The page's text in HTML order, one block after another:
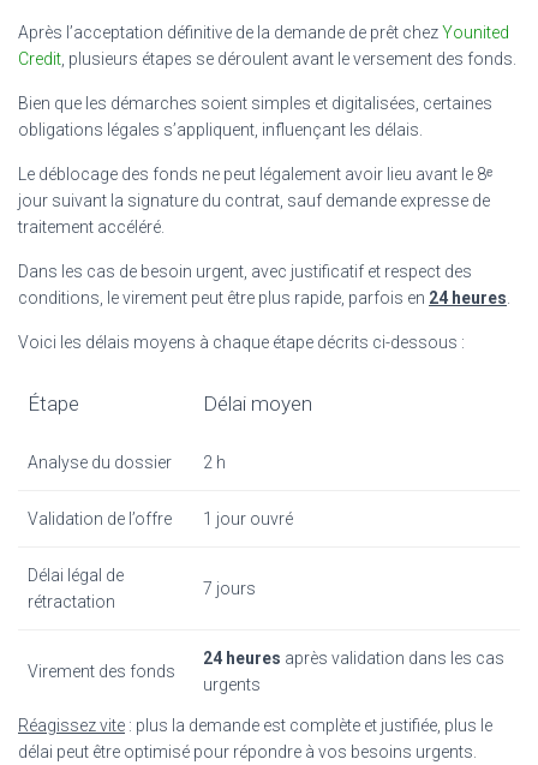
Après l’acceptation définitive de la demande de prêt chezYounited
Credit , plusieurs étapes se déroulent avant le versement des fonds.
Bien que les démarches soient simples et digitalisées, certaines
obligations légales s’appliquent, influençant les délais.
Le déblocage des fonds ne peut légalement avoir lieu avant le 8ᵉ
jour suivant la signature du contrat, sauf demande expresse de
traitement accéléré.
Dans les cas de besoin urgent, avec justificatif et respect des
conditions, le virement peut être plus rapide, parfois en 24 heures
Voici les délais moyens à chaque étape décrits ci-dessous :
Étape Délai moyen
Analyse du dossier 2 h
Validation de l’offre 1 jour ouvré
Délai légal de
rétractation
7 jours
Virement des fonds
24 heures après validation dans les cas
urgents
Réagissez vite : plus la demande est complète et justifiée, plus le
délai peut être optimisé pour répondre à vos besoins urgents.